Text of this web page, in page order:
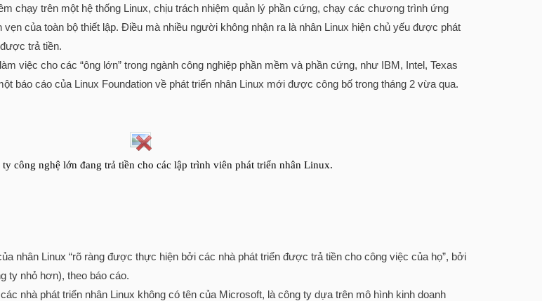
chạy trên một hệ thống Linux, chịu trách nhiệm quản lý phần cứng, chạy các chương trình ứng
của toàn bộ thiết lập. Điều mà nhiều người không nhận ra là nhân Linux hiện chủ yếu được phát
trả tiền.
việc cho các “ông lớn” trong ngành công nghiệp phần mềm và phần cứng, như IBM, Intel, Texas
báo cáo của Linux Foundation về phát triển nhân Linux mới được công bố trong tháng 2 vừa qua.
công nghệ lớn đang trả tiền cho các lập trình viên phát triển nhân Linux.
nhân Linux “rõ ràng được thực hiện bởi các nhà phát triển được trả tiền cho công việc của họ”, bởi
ty nhỏ hơn), theo báo cáo.
nhà phát triển nhân Linux không có tên của Microsoft, là công ty dựa trên mô hình kinh doanh